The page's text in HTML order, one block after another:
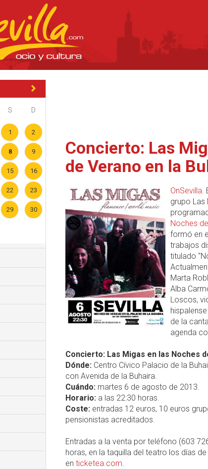
S D
1 2
8 9
15 16
22 23
29 30
Concierto: Las
de Verano en la
OnSevilla.
grupo Las
Noches
formó en
trabajos
titulado
Marta
Alba
Loscos,
de la
agenda
Concierto: Las Migas en las Noches
Dónde: Centro Cívico Palacio de la
con Avenida de la Buhaira.
Cuándo: martes 6 de agosto de 2013.
Horario: a las 22:30 horas.
Coste: entradas 12 euros, 10 euros
pensionistas acreditados.
Entradas a la venta por teléfono (603
horas, en la taquilla del teatro los días
en ticketea.com.